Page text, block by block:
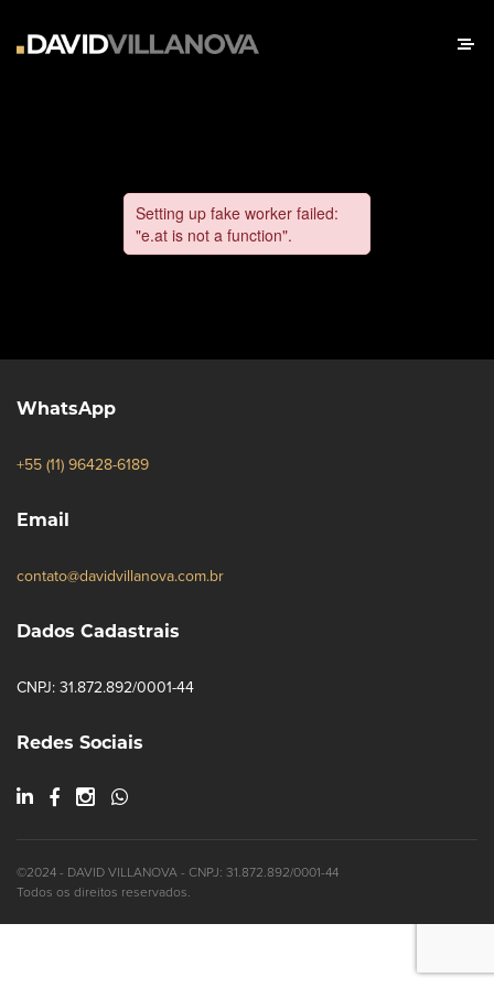
WhatsApp
+55 (11) 96428-6189
Email
contato@davidvillanova.com.br
Dados Cadastrais
CNPJ: 31.872.892/0001-44
Redes Sociais
©2024 - DAVID VILLANOVA - CNPJ: 31.872.892/0001-44
Todos os direitos reservados.